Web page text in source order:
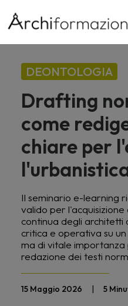
DEONTOLOGIA
Drafting
come
chiare per
Il seminario e-learning
valido per
continua degli architetti
critica e operativa su
ma di vitale importanza
redazione dei testi
15 Maggio 2026 | 5